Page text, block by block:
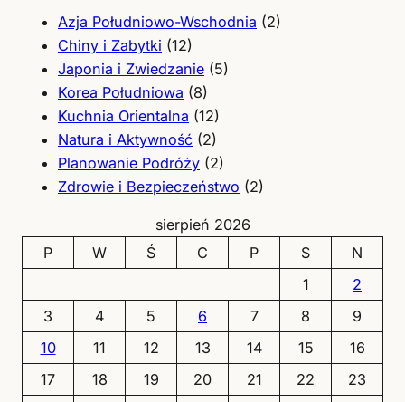
Azja Południowo-Wschodnia (2)
Chiny i Zabytki (12)
Japonia i Zwiedzanie (5)
Korea Południowa (8)
Kuchnia Orientalna (12)
Natura i Aktywność (2)
Planowanie Podróży (2)
Zdrowie i Bezpieczeństwo (2)
sierpień 2026
P
W Ś C P S
N
1
2
3
4 5 6 7 8
9
10
11 12 13 14 15
16
17
18 19 20 21 22 23